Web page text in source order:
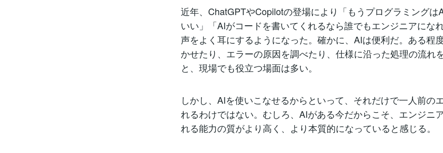
近年、ChatGPTやCopilotの登場により「もうプログラミングは
いい」「AIがコードを書いてくれるなら誰でもエンジニアにな
声をよく耳にするようになった。確かに、AIは便利だ。ある程
かせたり、エラーの原因を調べたり、仕様に沿った処理の流れ
と、現場でも役立つ場面は多い。
しかし、AIを使いこなせるからといって、それだけで一人前の
れるわけではない。むしろ、AIがある今だからこそ、エンジニ
れる能力の質がより高く、より本質的になっていると感じる。